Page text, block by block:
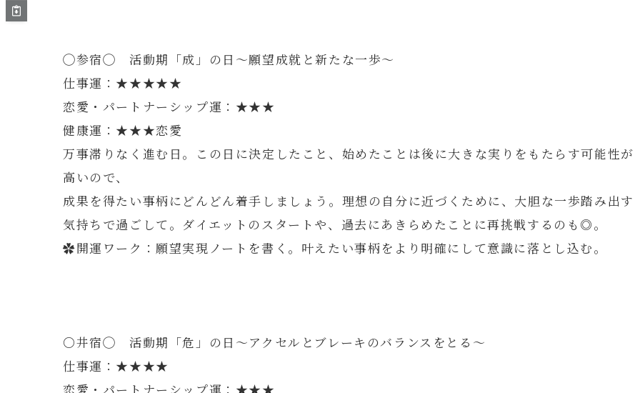
◯参宿◯ 活動期「成」の日～願望成就と新たな一歩～
仕事運：★★★★★
恋愛・パートナーシップ運：★★★
健康運：★★★恋愛
万事滞りなく進む日。この日に決定したこと、始めたことは後に大きな実りをもたらす可能性が
高いので、
成果を得たい事柄にどんどん着手しましょう。理想の自分に近づくために、大胆な一歩踏み出す
気持ちで過ごして。ダイエットのスタートや、過去にあきらめたことに再挑戦するのも◎。
✿開運ワーク：願望実現ノートを書く。叶えたい事柄をより明確にして意識に落とし込む。
〇井宿◯ 活動期「危」の日～アクセルとブレーキのバランスをとる～
仕事運：★★★★
恋愛・パートナーシップ運：★★★